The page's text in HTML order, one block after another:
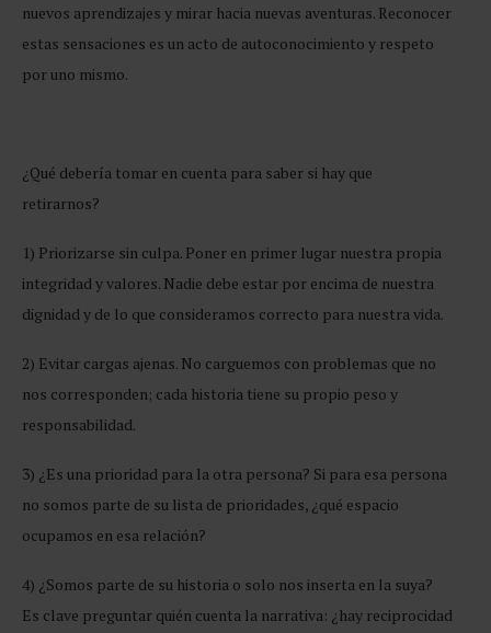
nuevos aprendizajes y mirar hacia nuevas aventuras. Reconocer
estas sensaciones es un acto de autoconocimiento y respeto
por uno mismo.
¿Qué debería tomar en cuenta para saber si hay que
retirarnos?
1) Priorizarse sin culpa. Poner en primer lugar nuestra propia
integridad y valores. Nadie debe estar por encima de nuestra
dignidad y de lo que consideramos correcto para nuestra vida.
2) Evitar cargas ajenas. No carguemos con problemas que no
nos corresponden; cada historia tiene su propio peso y
responsabilidad.
3) ¿Es una prioridad para la otra persona? Si para esa persona
no somos parte de su lista de prioridades, ¿qué espacio
ocupamos en esa relación?
4) ¿Somos parte de su historia o solo nos inserta en la suya?
Es clave preguntar quién cuenta la narrativa: ¿hay reciprocidad